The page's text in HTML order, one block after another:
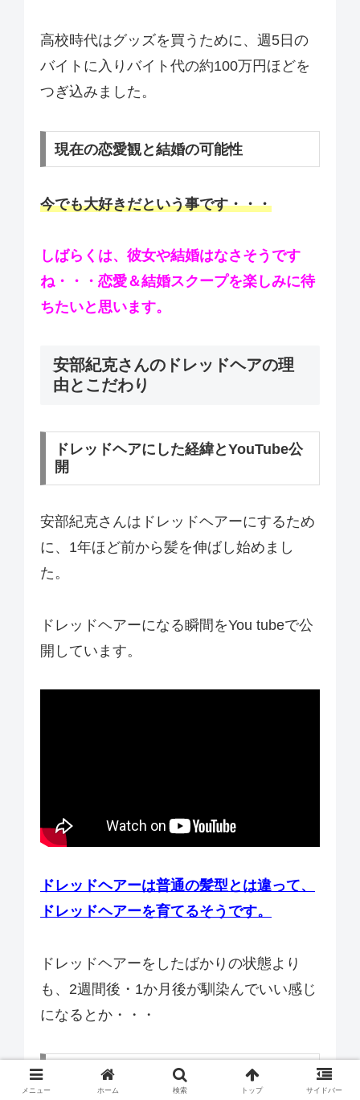
高校時代はグッズを買うために、週5日の
バイトに入りバイト代の約100万円ほどを
つぎ込みました。
現在の恋愛観と結婚の可能性
今でも大好きだという事です・・・
しばらくは、彼女や結婚はなさそうです
ね・・・恋愛＆結婚スクープを楽しみに待
ちたいと思います。
安部紀克さんのドレッドヘアの理
由とこだわり
ドレッドヘアにした経緯とYouTube公
開
安部紀克さんはドレッドヘアーにするため
に、1年ほど前から髪を伸ばし始めまし
た。
ドレッドヘアーになる瞬間をYou tubeで公
開しています。
ドレッドヘアーは普通の髪型とは違って、
ドレッドヘアーを育てるそうです。
ドレッドヘアーをしたばかりの状態より
も、2週間後・1か月後が馴染んでいい感じ
になるとか・・・
スタイルとしての定着とファンの反応
メニュー ホーム 検索 トップ サイドバー